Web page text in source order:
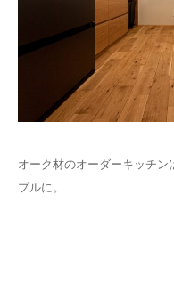
オーク材のオーダーキッチ
プルに。